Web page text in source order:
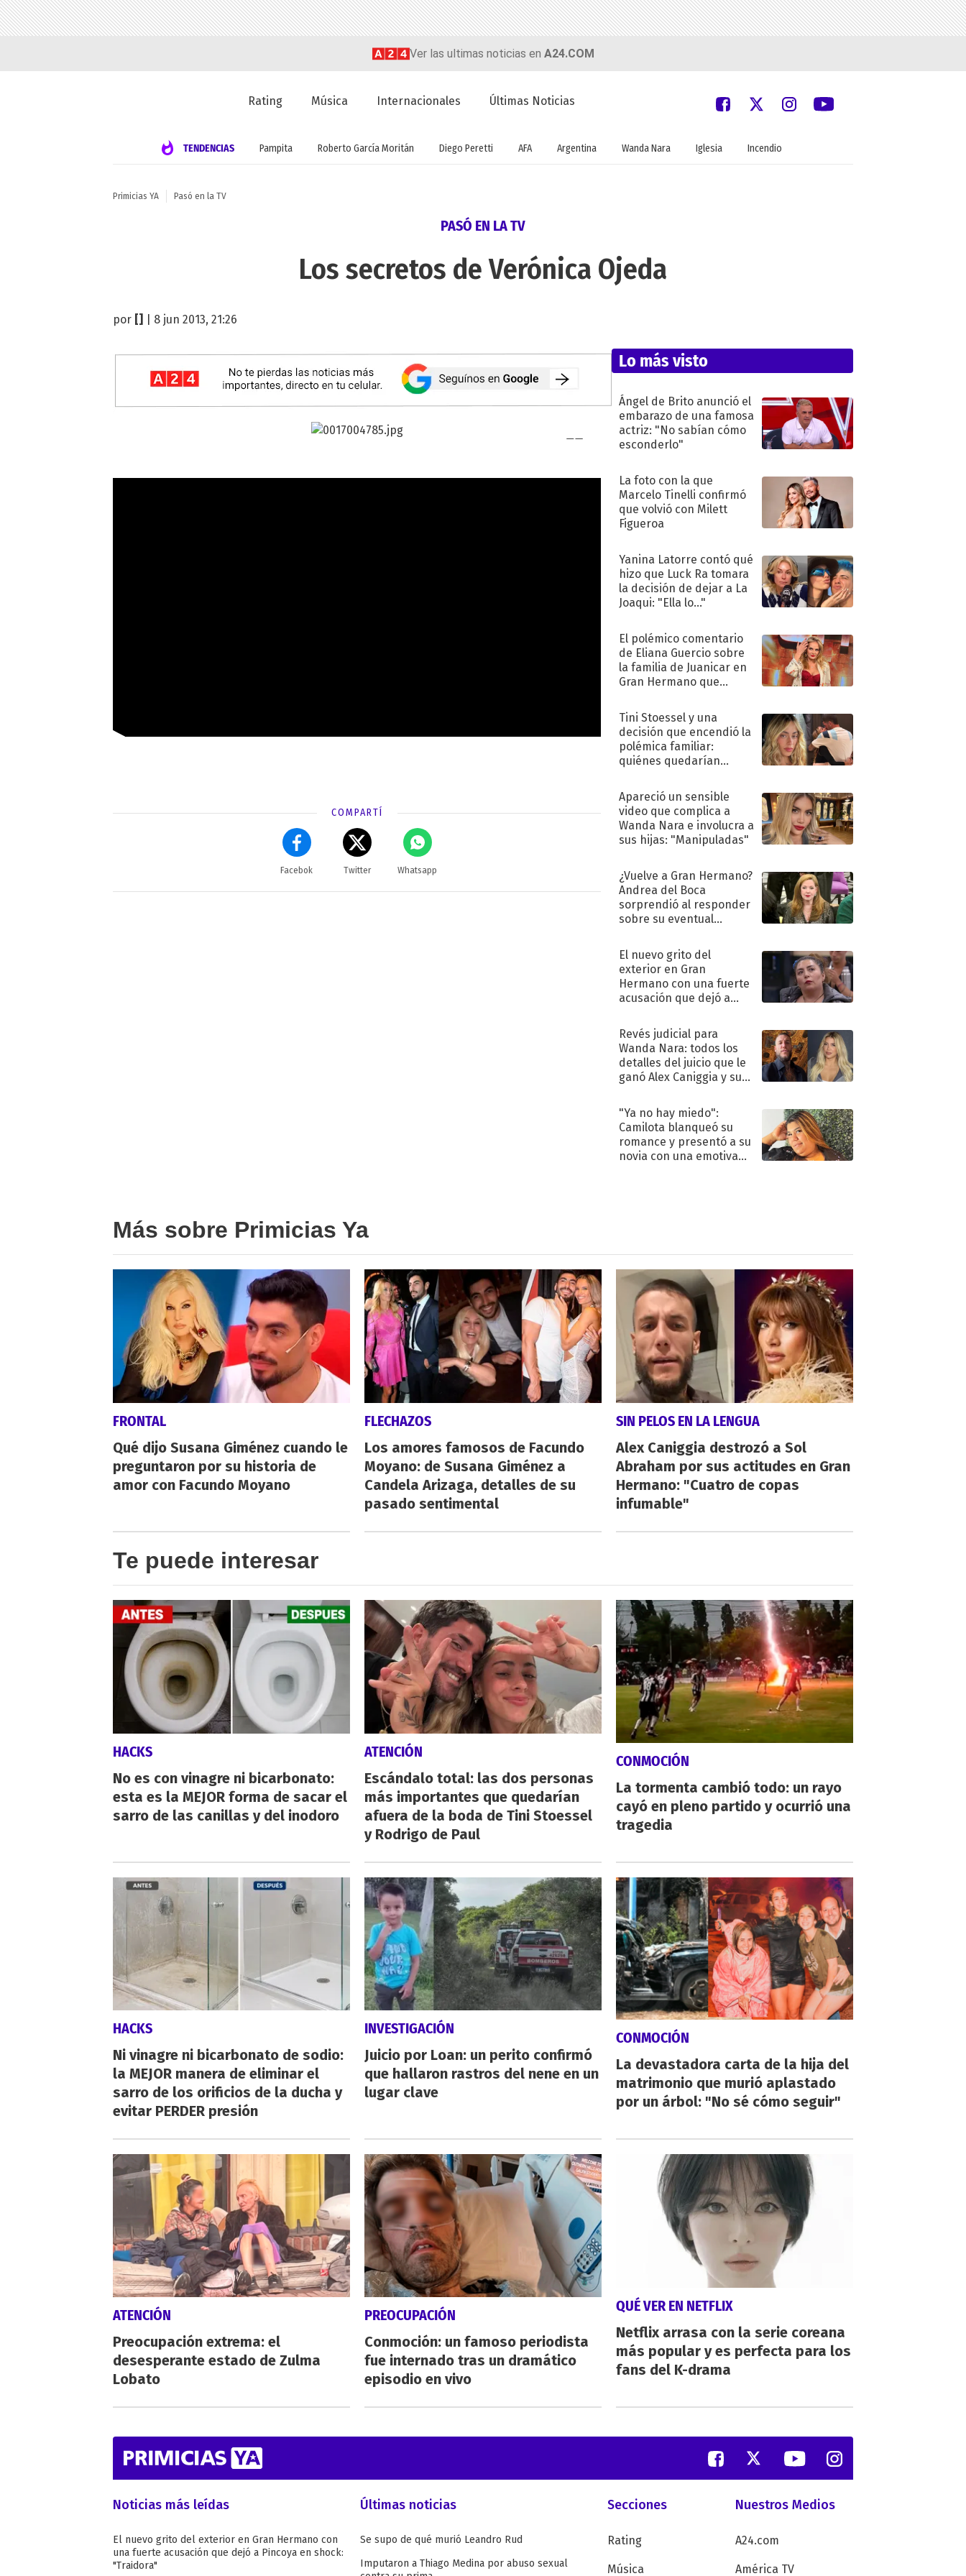
Ver las ultimas noticias en A24.COM
Rating Música Internacionales Últimas Noticias
TENDENCIAS Pampita Roberto García Moritán Diego Peretti AFA Argentina Wanda Nara Iglesia Incendio
Primicias YA Pasó en la TV
PASÓ EN LA TV
Los secretos de Verónica Ojeda
por | 8 jun 2013, 21:26
COMPARTÍ
Facebok Twitter Whatsapp
Lo más visto
Ángel de Brito anunció el
embarazo de una famosa
actriz: "No sabían cómo
esconderlo"
La foto con la que
Marcelo Tinelli confirmó
que volvió con Milett
Figueroa
Yanina Latorre contó qué
hizo que Luck Ra tomara
la decisión de dejar a La
Joaqui: "Ella lo..."
El polémico comentario
de Eliana Guercio sobre
la familia de Juanicar en
Gran Hermano que
Tini Stoessel y una
decisión que encendió la
polémica familiar:
quiénes quedarían
Apareció un sensible
video que complica a
Wanda Nara e involucra a
sus hijas: "Manipuladas"
¿Vuelve a Gran Hermano?
Andrea del Boca
sorprendió al responder
sobre su eventual
El nuevo grito del
exterior en Gran
Hermano con una fuerte
acusación que dejó a
"Traidora"
Revés judicial para
Wanda Nara: todos los
detalles del juicio que le
ganó Alex Caniggia y sus
"Ya no hay miedo":
Camilota blanqueó su
romance y presentó a su
novia con una emotiva
Más sobre Primicias Ya
FRONTAL
Qué dijo Susana Giménez cuando le
preguntaron por su historia de
amor con Facundo Moyano
FLECHAZOS
Los amores famosos de Facundo
Moyano: de Susana Giménez a
Candela Arizaga, detalles de su
pasado sentimental
SIN PELOS EN LA LENGUA
Alex Caniggia destrozó a Sol
Abraham por sus actitudes en Gran
Hermano: "Cuatro de copas
infumable"
Te puede interesar
HACKS
No es con vinagre ni bicarbonato:
esta es la MEJOR forma de sacar el
sarro de las canillas y del inodoro
ATENCIÓN
Escándalo total: las dos personas
más importantes que quedarían
afuera de la boda de Tini Stoessel
y Rodrigo de Paul
CONMOCIÓN
La tormenta cambió todo: un rayo
cayó en pleno partido y ocurrió una
tragedia
HACKS
Ni vinagre ni bicarbonato de sodio:
la MEJOR manera de eliminar el
sarro de los orificios de la ducha y
evitar PERDER presión
INVESTIGACIÓN
Juicio por Loan: un perito confirmó
que hallaron rastros del nene en un
lugar clave
CONMOCIÓN
La devastadora carta de la hija del
matrimonio que murió aplastado
por un árbol: "No sé cómo seguir"
ATENCIÓN
Preocupación extrema: el
desesperante estado de Zulma
Lobato
PREOCUPACIÓN
Conmoción: un famoso periodista
fue internado tras un dramático
episodio en vivo
QUÉ VER EN NETFLIX
Netflix arrasa con la serie coreana
más popular y es perfecta para los
fans del K-drama
Noticias más leídas
El nuevo grito del exterior en Gran Hermano con
una fuerte acusación que dejó a Pincoya en shock:
"Traidora"
Últimas noticias
Se supo de qué murió Leandro Rud
Imputaron a Thiago Medina por abuso sexual
Secciones
Rating
Música
Nuestros Medios
A24.com
América TV